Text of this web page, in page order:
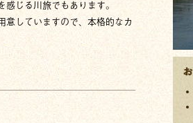
じる川旅でもあります。
意していますので、本格的なカ